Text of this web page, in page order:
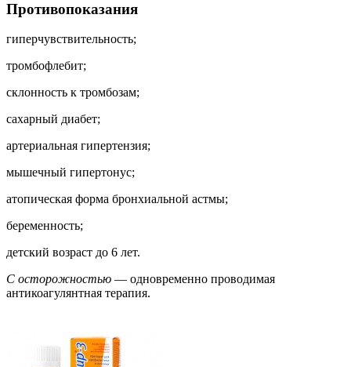
Противопоказания
гиперчувствительность;
тромбофлебит;
склонность к тромбозам;
сахарный диабет;
артериальная гипертензия;
мышечный гипертонус;
атопическая форма бронхиальной астмы;
беременность;
детский возраст до 6 лет.
C осторожностью — одновременно проводимая
антикоагулянтная терапия.